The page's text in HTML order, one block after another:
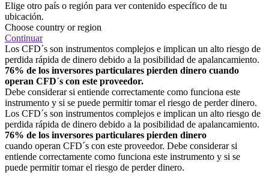
Elige otro país o región para ver contenido específico de tu
ubicación.
Choose country or region
Continuar
Los CFD´s son instrumentos complejos e implican un alto riesgo de
perdida rápida de dinero debido a la posibilidad de apalancamiento.
76% de los inversores particulares pierden dinero cuando
operan CFD´s con este proveedor.
Debe considerar si entiende correctamente como funciona este
instrumento y si se puede permitir tomar el riesgo de perder dinero.
Los CFD´s son instrumentos complejos e implican un alto riesgo de
perdida rápida de dinero debido a la posibilidad de apalancamiento.
76% de los inversores particulares pierden dinero
cuando operan CFD´s con este proveedor. Debe considerar si
entiende correctamente como funciona este instrumento y si se
puede permitir tomar el riesgo de perder dinero.